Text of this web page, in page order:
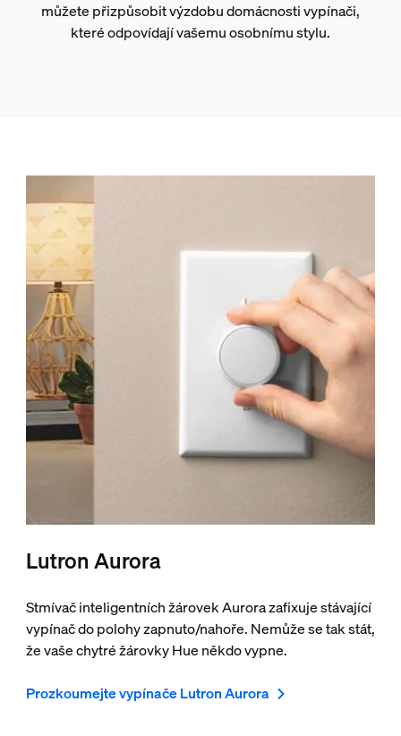
můžete přizpůsobit výzdobu domácnosti vypínači,
které odpovídají vašemu osobnímu stylu.
Lutron Aurora
Stmívač inteligentních žárovek Aurora zafixuje stávající
vypínač do polohy zapnuto/nahoře. Nemůže se tak stát,
že vaše chytré žárovky Hue někdo vypne.
Prozkoumejte vypínače Lutron Aurora